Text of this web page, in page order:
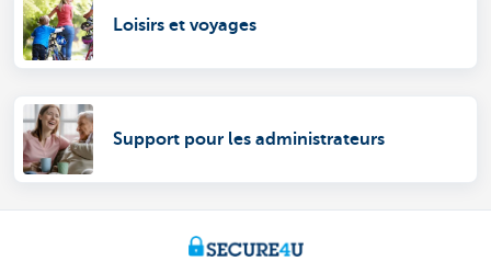
Loisirs et voyages
Support pour les administrateurs